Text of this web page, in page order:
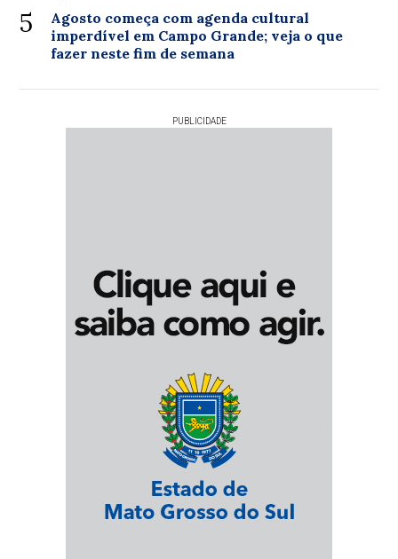
5
Agosto começa com agenda cultural
imperdível em Campo Grande; veja o que
fazer neste fim de semana
PUBLICIDADE